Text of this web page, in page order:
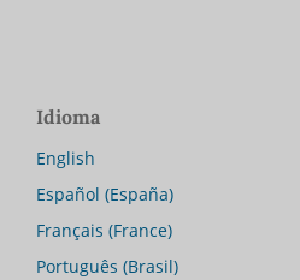
Idioma
English
Español (España)
Français (France)
Português (Brasil)